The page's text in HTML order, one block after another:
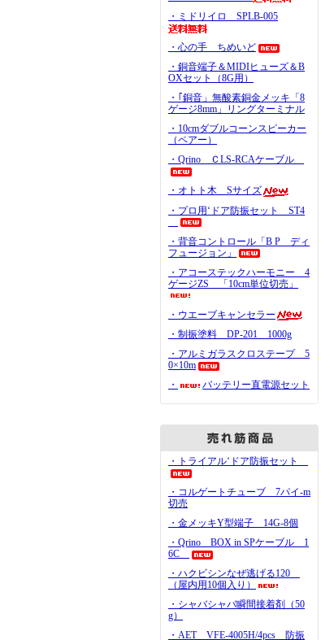
・ミドリイロ SPLB-005
・心の手 ちめいど
・銅音端子＆MIDIヒューズ＆B
OXセット（8G用）
・｢銅音」無酸素銅金メッキ「8
ゲージ8mm」リングターミナル
・10cmダブルコーンスピーカー
（ペアー）
・Qrino ＣLS-RCAケーブル
・オトト木 Sサイズ
・プロ用‘ドア防振セット ST4
・背音コントロール「B P ディ
フュージョン」
・アコーステックハーモニー 4
ゲージZS 「10cm単位切売」
・ウエーブキャンセラー
・制振塗料 DP-201 1000g
・アルミガラスクロステープ 5
0×10m
・
バッテリー直電源セット
・トライアル‘ドア防振セット
・コルゲートチューブ 7パイ-m
切売
・金メッキY型端子 14G-8個
・Qrino BOX in SPケーブル 1
6C
・ハクビシンなぜ逃げる120
（屋内用10個入り）
・シャバシャバ瞬間接着剤（50
g）
・AET VFE-4005H/4pcs 防振